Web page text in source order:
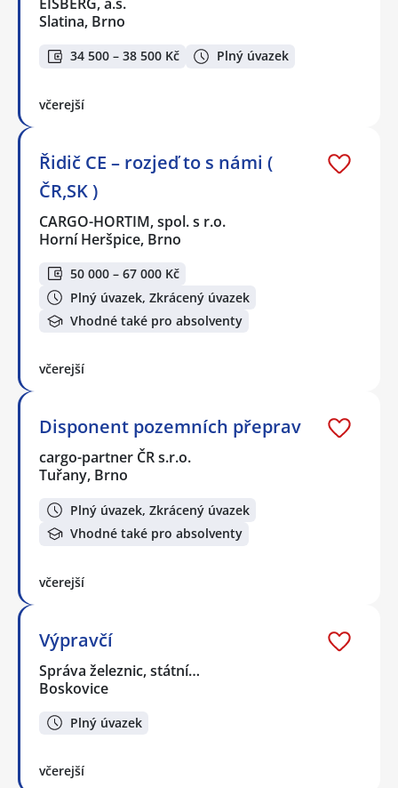
Slatina, Brno
34 500 – 38 500 Kč Plný úvazek
včerejší
Řidič CE – rozjeď to s námi (
ČR,SK )
CARGO-HORTIM, spol. s r.o.
Horní Heršpice, Brno
50 000 – 67 000 Kč
Plný úvazek, Zkrácený úvazek
Vhodné také pro absolventy
včerejší
Disponent pozemních přeprav
cargo-partner ČR s.r.o.
Tuřany, Brno
Plný úvazek, Zkrácený úvazek
Vhodné také pro absolventy
včerejší
Výpravčí
Správa železnic, státní…
Boskovice
Plný úvazek
včerejší